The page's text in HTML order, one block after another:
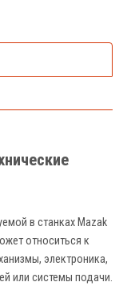
в станках Mazak
относиться к
электроника,
или системы подачи.